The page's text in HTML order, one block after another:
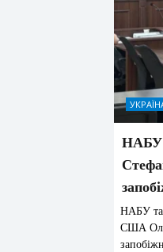
НАБУ
НАБУ та
США